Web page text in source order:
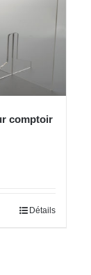
comptoir
Détails